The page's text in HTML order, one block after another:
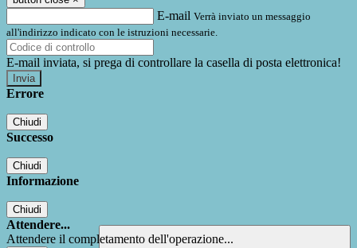
E-mail Verrà inviato un messaggio
all'indirizzo indicato con le istruzioni necessarie.
E-mail inviata, si prega di controllare la casella di posta elettronica!
Errore
Chiudi
Successo
Chiudi
Informazione
Chiudi
Attendere...
Attendere il completamento dell'operazione...